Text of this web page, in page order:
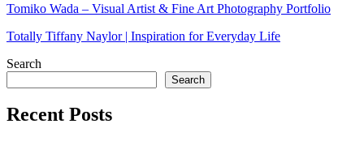
Tomiko Wada – Visual Artist & Fine Art Photography Portfolio
Totally Tiffany Naylor | Inspiration for Everyday Life
Search
Search
Recent Posts